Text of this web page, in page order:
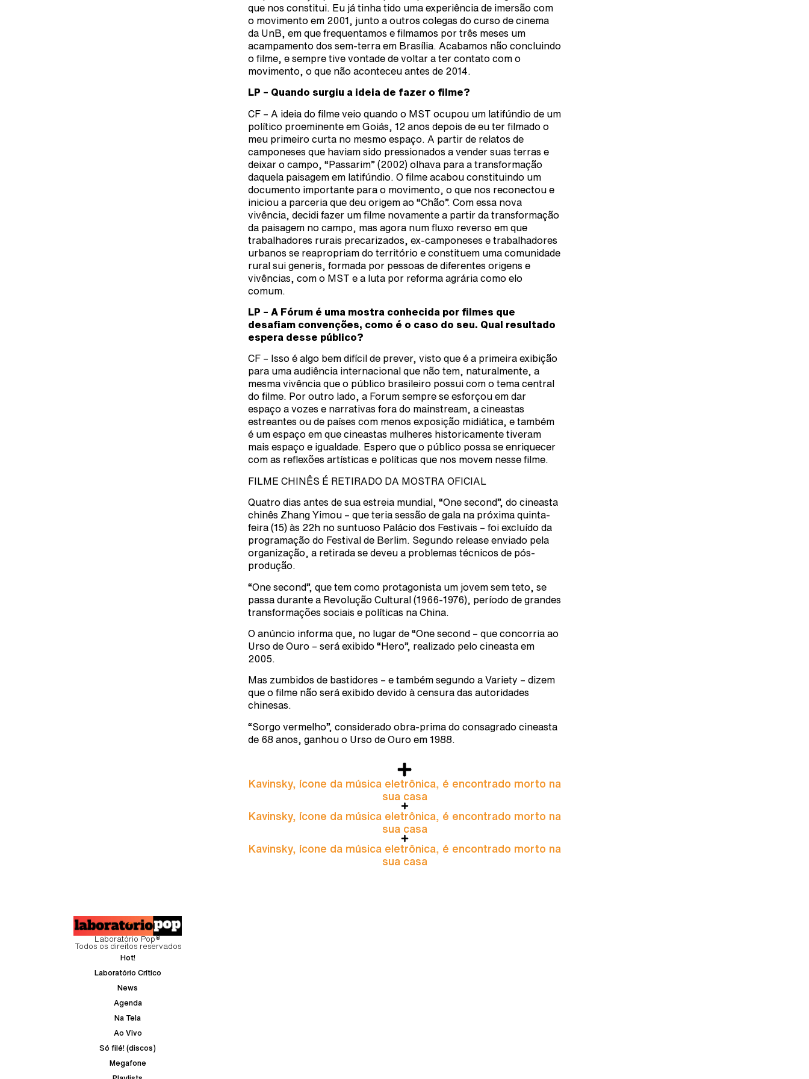
que nos constitui. Eu já tinha tido uma experiência de imersão com
o movimento em 2001, junto a outros colegas do curso de cinema
da UnB, em que frequentamos e filmamos por três meses um
acampamento dos sem-terra em Brasília. Acabamos não concluindo
o filme, e sempre tive vontade de voltar a ter contato com o
movimento, o que não aconteceu antes de 2014.
LP – Quando surgiu a ideia de fazer o filme?
CF – A ideia do filme veio quando o MST ocupou um latifúndio de um
político proeminente em Goiás, 12 anos depois de eu ter filmado o
meu primeiro curta no mesmo espaço. A partir de relatos de
camponeses que haviam sido pressionados a vender suas terras e
deixar o campo, “Passarim” (2002) olhava para a transformação
daquela paisagem em latifúndio. O filme acabou constituindo um
documento importante para o movimento, o que nos reconectou e
iniciou a parceria que deu origem ao “Chão”. Com essa nova
vivência, decidi fazer um filme novamente a partir da transformação
da paisagem no campo, mas agora num fluxo reverso em que
trabalhadores rurais precarizados, ex-camponeses e trabalhadores
urbanos se reapropriam do território e constituem uma comunidade
rural sui generis, formada por pessoas de diferentes origens e
vivências, com o MST e a luta por reforma agrária como elo
comum.
LP – A Fórum é uma mostra conhecida por filmes que
desafiam convenções, como é o caso do seu. Qual resultado
espera desse público?
CF – Isso é algo bem difícil de prever, visto que é a primeira exibição
para uma audiência internacional que não tem, naturalmente, a
mesma vivência que o público brasileiro possui com o tema central
do filme. Por outro lado, a Forum sempre se esforçou em dar
espaço a vozes e narrativas fora do mainstream, a cineastas
estreantes ou de países com menos exposição midiática, e também
é um espaço em que cineastas mulheres historicamente tiveram
mais espaço e igualdade. Espero que o público possa se enriquecer
com as reflexões artísticas e políticas que nos movem nesse filme.
FILME CHINÊS É RETIRADO DA MOSTRA OFICIAL
Quatro dias antes de sua estreia mundial, “One second”, do cineasta
chinês Zhang Yimou – que teria sessão de gala na próxima quinta-
feira (15) às 22h no suntuoso Palácio dos Festivais – foi excluído da
programação do Festival de Berlim. Segundo release enviado pela
organização, a retirada se deveu a problemas técnicos de pós-
produção.
“One second”, que tem como protagonista um jovem sem teto, se
passa durante a Revolução Cultural (1966-1976), período de grandes
transformações sociais e políticas na China.
O anúncio informa que, no lugar de “One second – que concorria ao
Urso de Ouro – será exibido “Hero”, realizado pelo cineasta em
2005.
Mas zumbidos de bastidores – e também segundo a Variety – dizem
que o filme não será exibido devido à censura das autoridades
chinesas.
“Sorgo vermelho”, considerado obra-prima do consagrado cineasta
de 68 anos, ganhou o Urso de Ouro em 1988.
Kavinsky, ícone da música eletrônica, é encontrado morto na
sua casa
Kavinsky, ícone da música eletrônica, é encontrado morto na
sua casa
Kavinsky, ícone da música eletrônica, é encontrado morto na
sua casa
Laboratório Pop®
Todos os direitos reservados
Hot!
Laboratório Crítico
News
Agenda
Na Tela
Ao Vivo
Só filé! (discos)
Megafone